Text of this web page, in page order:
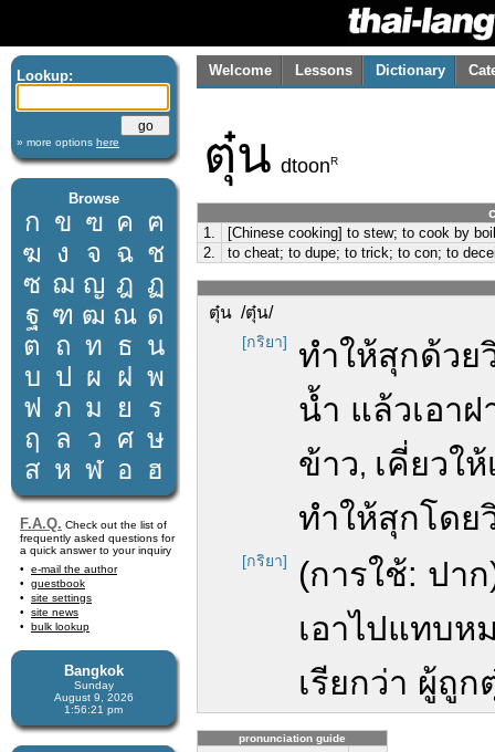
Lookup:
» more options here
Browse
ก ข ฃ ค ฅ
ฆ ง จ ฉ ช
ซ ฌ ญ ฎ ฏ
ฐ ฑ ฒ ณ ด
ต ถ ท ธ น
บ ป ผ ฝ พ
ฟ ภ ม ย
ร
ฤ
ล ว ศ ษ
ส ห ฬ อ ฮ
F.A.Q. Check out the list of
frequently asked questions for
a quick answer to your inquiry
e-mail the author
guestbook
site settings
site news
bulk lookup
Bangkok
Sunday
August 9, 2026
1:56:21 pm
Welcome Lessons Dictionary
ตุ๋น dtoonR
1.
[Chinese cooking] to stew; to cook by
2.
to cheat; to dupe; to trick; to con; to
ตุ๋น /ตุ๋น/
[กริยา]
ทำให้สุกด้วย
น้ำ แล้วเอา
ข้าว, เคี่ยวใ
ทำให้สุกโดย
[กริยา]
(การใช้: ปา
เอาไปแทบห
เรียกว่า ผู้ถูก
pronunciation guide